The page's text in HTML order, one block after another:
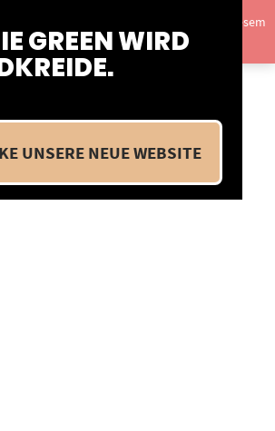
GREEN WIRD
UNSERE NEUE WEBSITE
befinden wir uns im Betriebsurlaub. In diesem
kein Versand statt.Ausblenden